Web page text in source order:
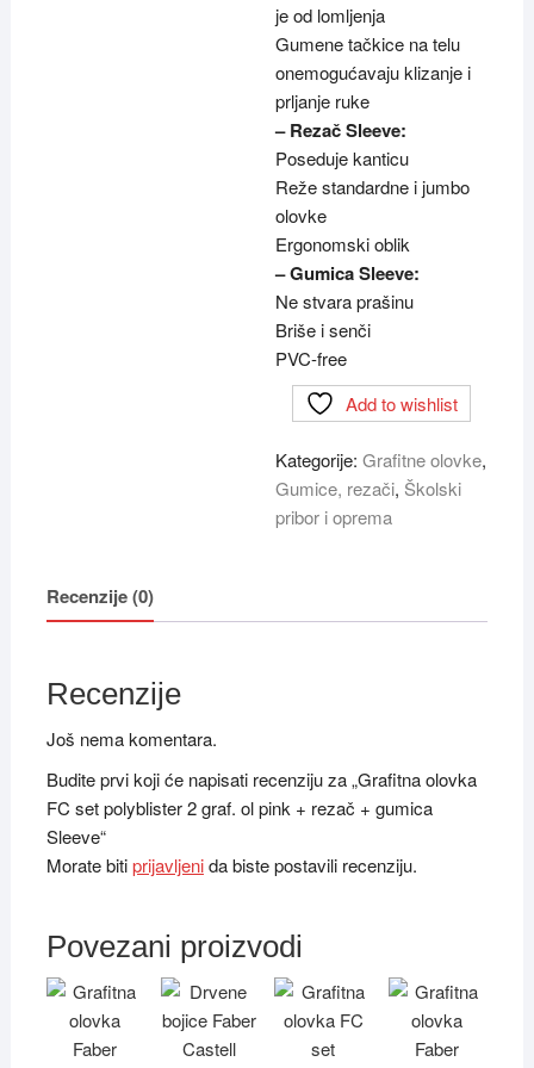
je od lomljenja
Gumene tačkice na telu
onemogućavaju klizanje i
prljanje ruke
– Rezač Sleeve:
Poseduje kanticu
Reže standardne i jumbo
olovke
Ergonomski oblik
– Gumica Sleeve:
Ne stvara prašinu
Briše i senči
PVC-free
Add to wishlist
Kategorije:Grafitne olovke,
Gumice, rezači, Školski
pribor i oprema
Recenzije (0)
Recenzije
Još nema komentara.
Budite prvi koji će napisati recenziju za „Grafitna olovka
FC set polyblister 2 graf. ol pink + rezač + gumica
Sleeve“
Morate bitiprijavljenida biste postavili recenziju.
Povezani proizvodi